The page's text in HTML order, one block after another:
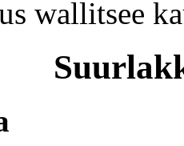
wallitsee